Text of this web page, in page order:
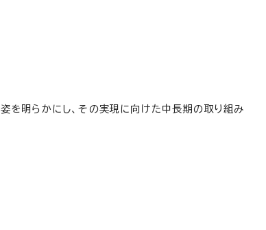
を明らかにし、その実現に向けた中長期の取り組み